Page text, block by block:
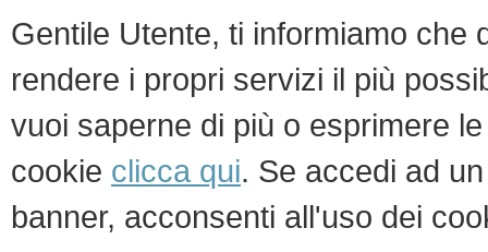
Gentile Utente, ti informiamo che
rendere i propri servizi il più
vuoi saperne di più o esprimere
cookie clicca qui. Se accedi ad
banner, acconsenti all'uso dei
Artisti Live